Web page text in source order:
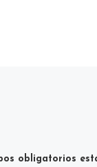
obligatorios